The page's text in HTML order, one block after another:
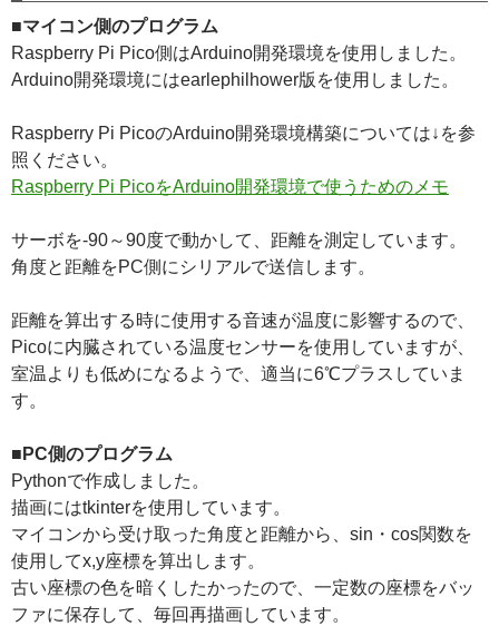
■マイコン側のプログラム
Raspberry Pi Pico側はArduino開発環境を使用しました。
Arduino開発環境にはearlephilhower版を使用しました。
Raspberry Pi PicoのArduino開発環境構築については↓を参
照ください。
Raspberry Pi PicoをArduino開発環境で使うためのメモ
サーボを-90～90度で動かして、距離を測定しています。
角度と距離をPC側にシリアルで送信します。
距離を算出する時に使用する音速が温度に影響するので、
Picoに内臓されている温度センサーを使用していますが、
室温よりも低めになるようで、適当に6℃プラスしていま
す。
■PC側のプログラム
Pythonで作成しました。
描画にはtkinterを使用しています。
マイコンから受け取った角度と距離から、sin・cos関数を
使用してx,y座標を算出します。
古い座標の色を暗くしたかったので、一定数の座標をバッ
ファに保存して、毎回再描画しています。